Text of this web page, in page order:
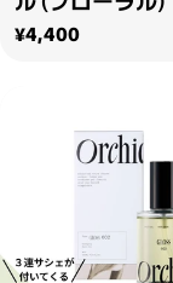
通常価格
¥4,400